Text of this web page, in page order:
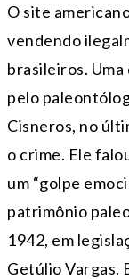
O site
vendendo
brasileiros.
pelo
Cisneros, no
o crime. Ele
um “golpe
patrimônio
1942, em
Getúlio Vargas.